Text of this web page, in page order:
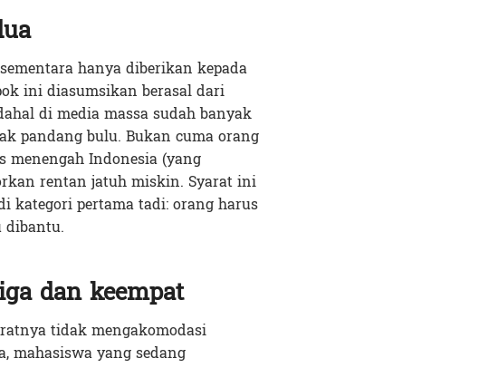
hanya diberikan kepada
ini diasumsikan berasal dari
di media massa sudah banyak
pandang bulu. Bukan cuma orang
menengah Indonesia (yang
rentan jatuh miskin. Syarat ini
kategori pertama tadi: orang harus
dan keempat
tidak mengakomodasi
mahasiswa yang sedang